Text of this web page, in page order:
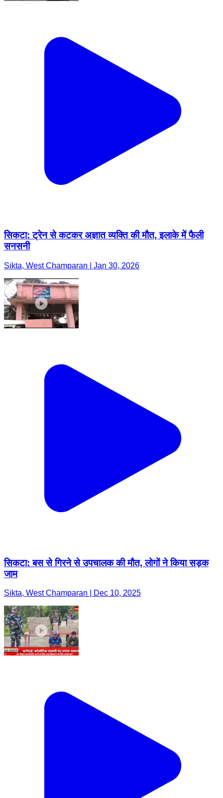
सिकटा: ट्रेन से कटकर अज्ञात व्यक्ति की मौत, इलाके में फैली
सनसनी
Sikta, West Champaran | Jan 30, 2026
सिकटा: बस से गिरने से उपचालक की मौत, लोगों ने किया सड़क
जाम
Sikta, West Champaran | Dec 10, 2025